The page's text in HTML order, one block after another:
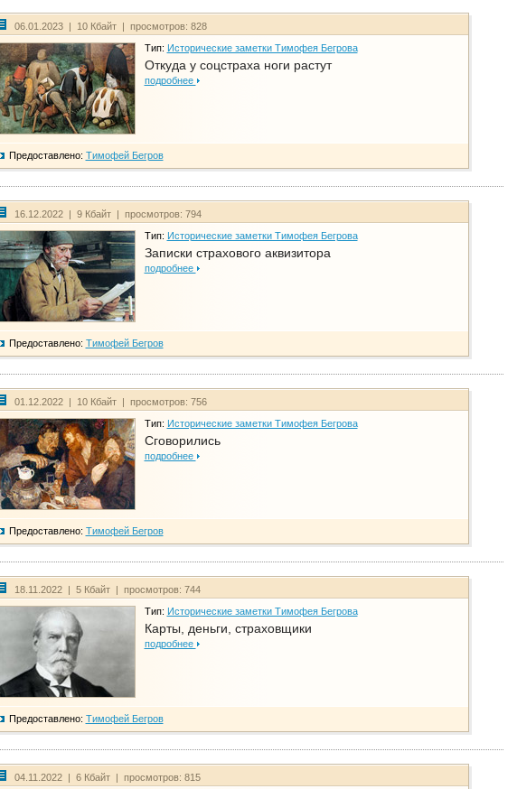
06.01.2023 | 10 Кбайт | просмотров: 828
Тип: Исторические заметки Тимофея Бегрова
Откуда у соцстраха ноги растут
подробнее
Предоставлено: Тимофей Бегров
16.12.2022 | 9 Кбайт | просмотров: 794
Тип: Исторические заметки Тимофея Бегрова
Записки страхового аквизитора
подробнее
Предоставлено: Тимофей Бегров
01.12.2022 | 10 Кбайт | просмотров: 756
Тип: Исторические заметки Тимофея Бегрова
Сговорились
подробнее
Предоставлено: Тимофей Бегров
18.11.2022 | 5 Кбайт | просмотров: 744
Тип: Исторические заметки Тимофея Бегрова
Карты, деньги, страховщики
подробнее
Предоставлено: Тимофей Бегров
04.11.2022 | 6 Кбайт | просмотров: 815